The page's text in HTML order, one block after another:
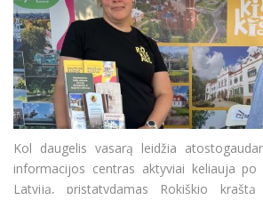
Kol daugelis vasarą leidžia
informacijos centras aktyviai keliauja
Latviją, pristatydamas Rokiškio